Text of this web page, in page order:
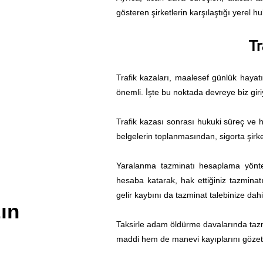
gösteren şirketlerin karşılaştığı yerel
Trafik kazaları, maalesef günlük
önemli. İşte bu noktada devreye biz
Trafik kazası sonrası hukuki süreç ve
belgelerin toplanmasından, sigorta
Yaralanma tazminatı hesaplama
hesaba katarak, hak ettiğiniz
gelir kaybını da tazminat talebinize
Taksirle adam öldürme davalarında
maddi hem de manevi kayıplarını